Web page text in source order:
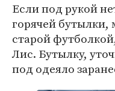
Если под рукой
горячей бутылки,
старой
Лис. Бутылку,
под одеяло